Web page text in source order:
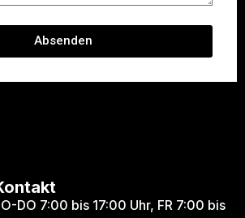
Absenden
DO 7:00 bis 17:00 Uhr, FR 7:00 bis